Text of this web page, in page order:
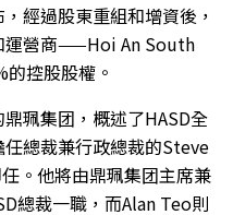
經過股東重組和增資後，
運營商——Hoi An South
控股股權。
珮集团，概述了HASD全
總裁兼行政總裁的Steve
。他將由鼎珮集团主席兼
總裁一職，而Alan Teo則